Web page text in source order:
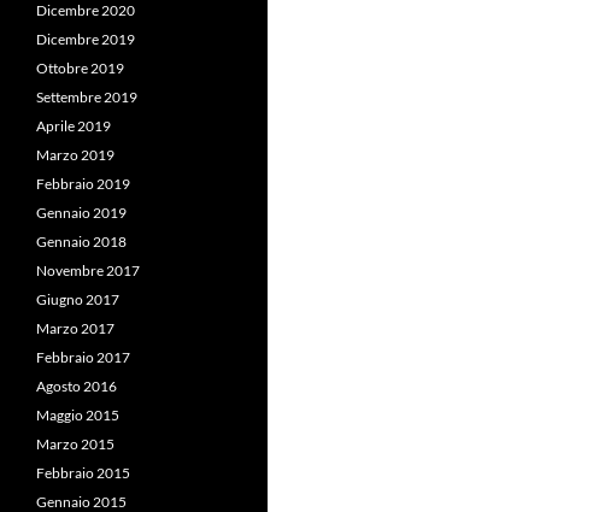
Dicembre 2020
Dicembre 2019
Ottobre 2019
Settembre 2019
Aprile 2019
Marzo 2019
Febbraio 2019
Gennaio 2019
Gennaio 2018
Novembre 2017
Giugno 2017
Marzo 2017
Febbraio 2017
Agosto 2016
Maggio 2015
Marzo 2015
Febbraio 2015
Gennaio 2015